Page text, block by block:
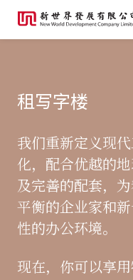
租写字楼
我们重新定义现
化，配合优越的
及完善的配套，
平衡的企业家和
性的办公环境。
现在，你可以享